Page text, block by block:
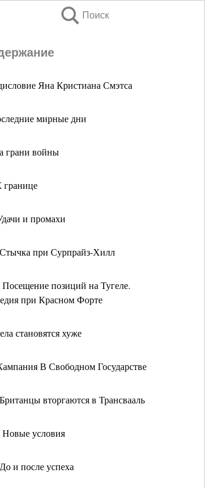
Поиск
Яна Кристиана Смэтса
мирные дни
грани войны
и промахи
при Сурпрайз-Хилл
позиций на Тугеле.
при Красном Форте
становятся хуже
В Свободном Государстве
вторгаются в Трансвааль
условия
и после успеха